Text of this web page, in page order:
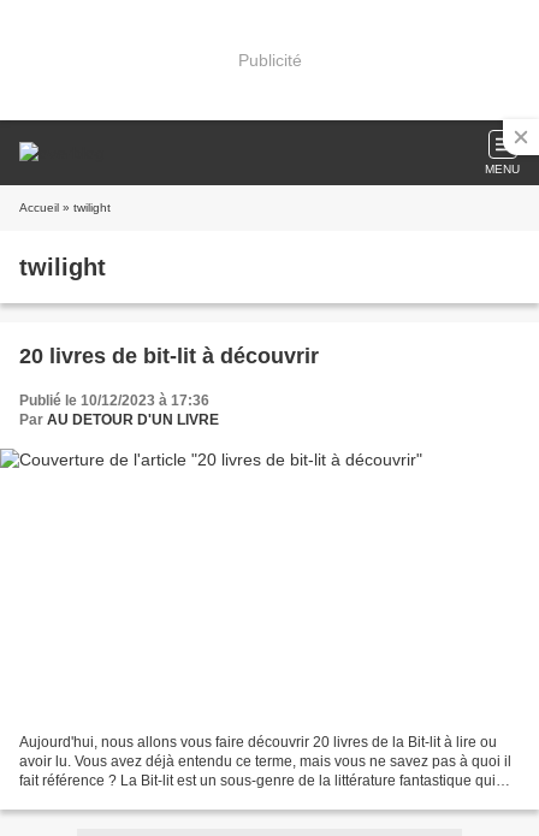
Publicité
MENU
Accueil » twilight
twilight
20 livres de bit-lit à découvrir
Publié le 10/12/2023 à 17:36
Par AU DETOUR D'UN LIVRE
Aujourd'hui, nous allons vous faire découvrir 20 livres de la Bit-lit à lire ou
avoir lu. Vous avez déjà entendu ce terme, mais vous ne savez pas à quoi il
fait référence ? La Bit-lit est un sous-genre de la littérature fantastique qui